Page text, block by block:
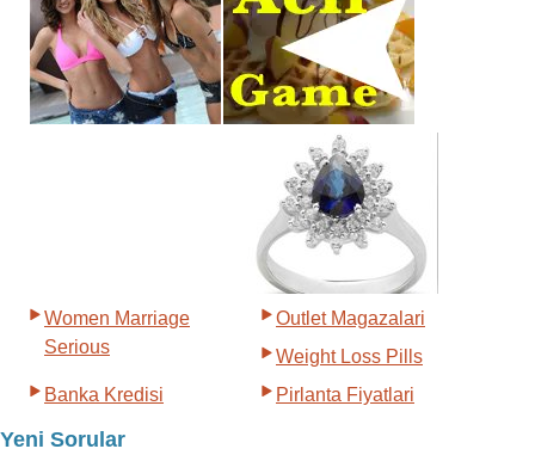
Women Marriage
Serious
Outlet Magazalari
Weight Loss Pills
Banka Kredisi
Pirlanta Fiyatlari
Yeni Sorular